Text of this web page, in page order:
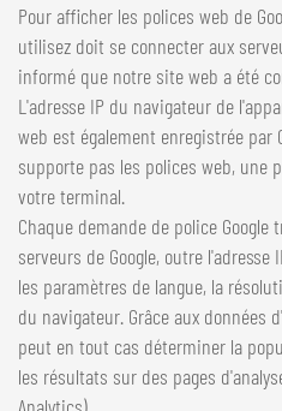
Pour afficher les polices web de
utilisez doit se connecter aux
informé que notre site web a été
L'adresse IP du navigateur de
web est également enregistrée par
supporte pas les polices web, une
votre terminal.
Chaque demande de police
serveurs de Google, outre
les paramètres de langue, la
du navigateur. Grâce aux données
peut en tout cas déterminer la
les résultats sur des pages